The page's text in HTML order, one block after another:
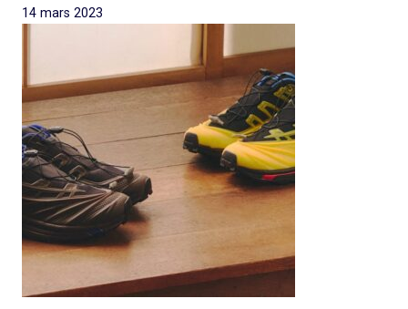
14 mars 2023